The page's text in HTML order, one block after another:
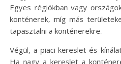
Egyes régiókban vagy
konténerek, míg más
tapasztalni a konténerekre.
Végül, a piaci kereslet és
Ha nagy a kereslet a